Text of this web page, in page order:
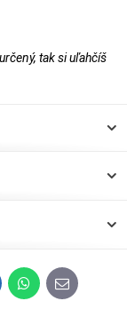
tak si uľahčíš
WhatsApp
E-
mail